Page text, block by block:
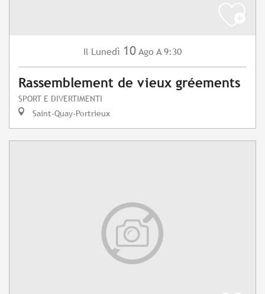
Il Lunedì 10 Ago A 9:30
Rassemblement de vieux gréements
SPORT E DIVERTIMENTI
Saint-Quay-Portrieux